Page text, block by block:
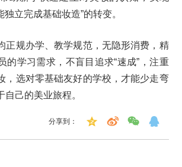
独立完成基础妆造”的转变。
正规办学、教学规范，无隐形消费，精
的学习需求，不盲目追求“速成”，注重
，选对零基础友好的学校，才能少走弯
己的美业旅程。
分享到：